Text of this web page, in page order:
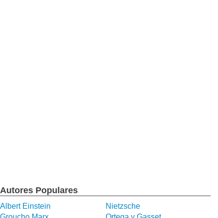
Autores Populares
Albert Einstein
Nietzsche